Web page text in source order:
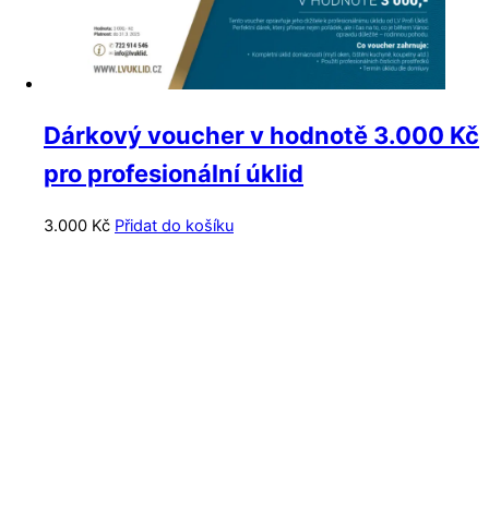
Dárkový voucher v hodnotě 3.000 Kč
pro profesionální úklid
3.000 Kč Přidat do košíku